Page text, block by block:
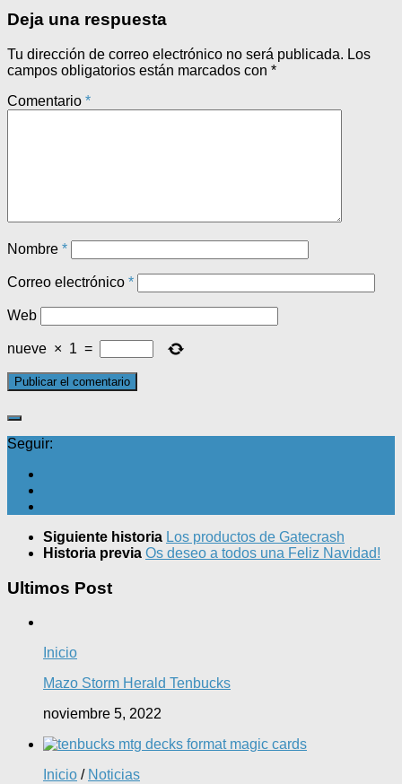
Deja una respuesta
Tu dirección de correo electrónico no será publicada. Los
campos obligatorios están marcados con *
Comentario *
Nombre *
Correo electrónico *
Web
nueve × 1 =
Seguir:
Siguiente historia Los productos de Gatecrash
Historia previa Os deseo a todos una Feliz Navidad!
Ultimos Post
Inicio
Mazo Storm Herald Tenbucks
noviembre 5, 2022
Inicio / Noticias